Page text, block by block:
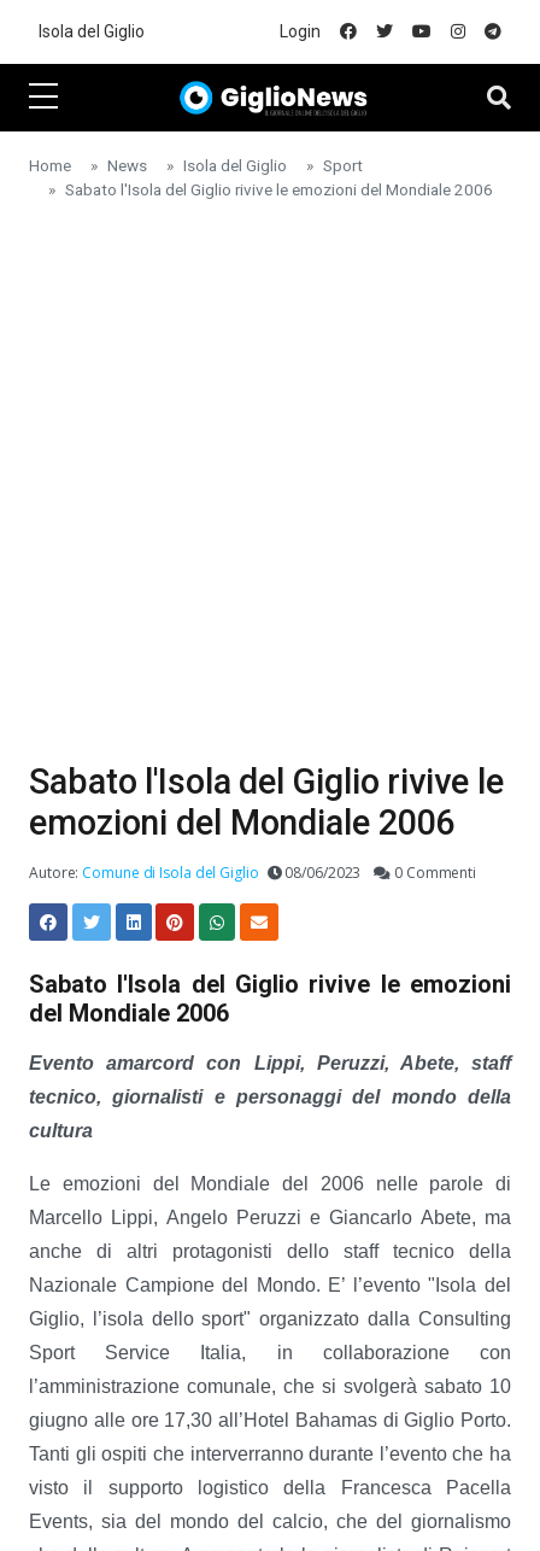
Isola del Giglio Login
Home News Isola del Giglio
Sport
Sabato l'Isola del Giglio rivive le emozioni del Mondiale 2006
Sabato l'Isola del Giglio rivive le
emozioni del Mondiale 2006
Autore: Comune di Isola del Giglio 08/06/2023 0 Commenti
Sabato l'Isola del Giglio rivive le emozioni
del Mondiale 2006
Evento amarcord con Lippi, Peruzzi, Abete, staff
tecnico, giornalisti e personaggi del mondo della
cultura
Le emozioni del Mondiale del 2006 nelle parole di
Marcello Lippi, Angelo Peruzzi e Giancarlo Abete, ma
anche di altri protagonisti dello staff tecnico della
Nazionale Campione del Mondo. E’ l’evento "Isola del
Giglio, l’isola dello sport" organizzato dalla Consulting
Sport Service Italia, in collaborazione con
l’amministrazione comunale, che si svolgerà sabato 10
giugno alle ore 17,30 all’Hotel Bahamas di Giglio Porto.
Tanti gli ospiti che interverranno durante l’evento che ha
visto il supporto logistico della Francesca Pacella
Events, sia del mondo del calcio, che del giornalismo